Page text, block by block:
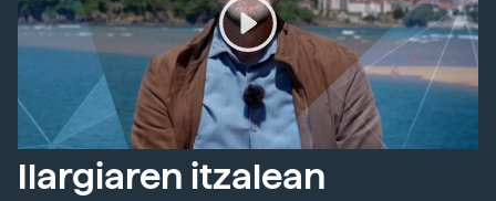
Ilargiaren itzalean